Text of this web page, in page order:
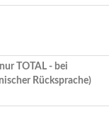
TOTAL - bei
Rücksprache)